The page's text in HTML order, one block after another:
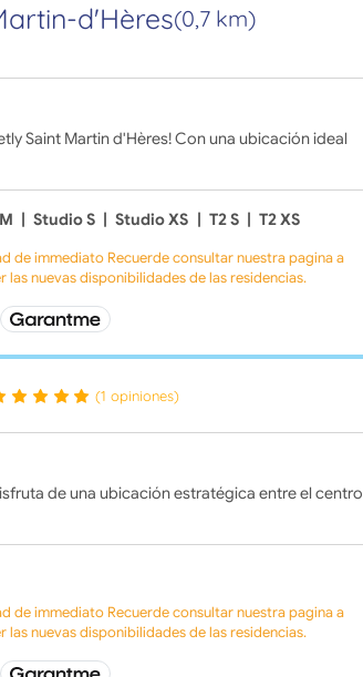
d'Hères(0,7 km)
Saint Martin d'Hères! Con una ubicación ideal
| Studio S | Studio XS | T2 S | T2 XS
de immediato Recuerde consultar nuestra pagina a
las nuevas disponibilidades de las residencias.
(1 opiniones)
de una ubicación estratégica entre el centro
de immediato Recuerde consultar nuestra pagina a
las nuevas disponibilidades de las residencias.